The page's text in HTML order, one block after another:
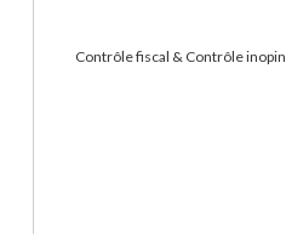
Contrôle fiscal & Contrôle